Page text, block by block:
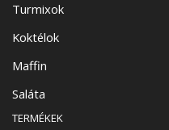
Turmixok
Koktélok
Maffin
Saláta
TERMÉKEK